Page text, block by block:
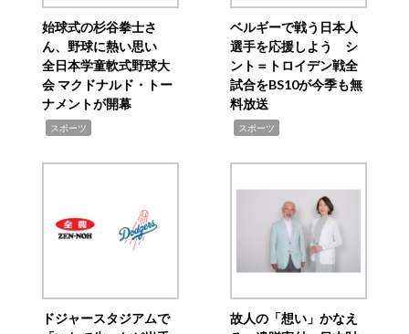
始球式の杉谷拳士さ
ん、野球に熱い思い
全日本学童軟式野球大
会 マクドナルド・トー
ナメントが開幕
スポーツ
ベルギーで戦う日本人
選手を応援しよう シ
ント＝トロイデン戦全
試合をBS10が今季も無
料放送
スポーツ
ドジャースタジアムで
故人の「想い」かなえ